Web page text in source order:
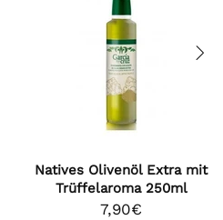
Natives Olivenöl Extra mit
Trüffelaroma 250ml
7,90€